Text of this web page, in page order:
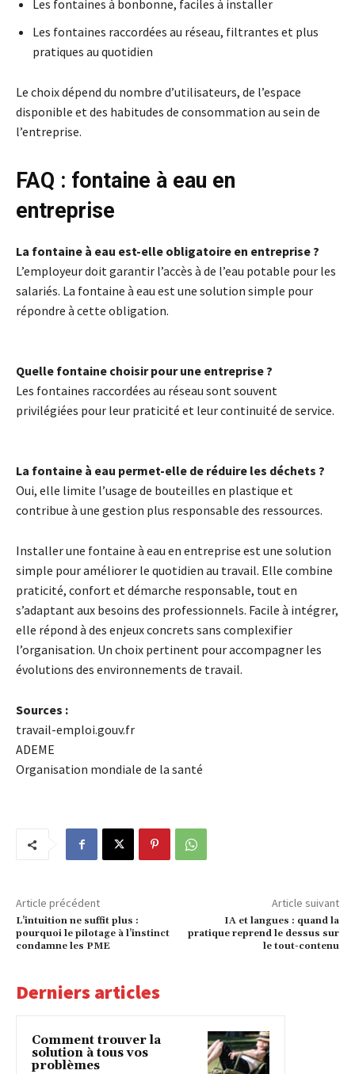
Les fontaines à bonbonne, faciles à installer
Les fontaines raccordées au réseau, filtrantes et plus
pratiques au quotidien
Le choix dépend du nombre d’utilisateurs, de l’espace
disponible et des habitudes de consommation au sein de
l’entreprise.
FAQ : fontaine à eau en
entreprise
La fontaine à eau est-elle obligatoire en entreprise ?
L’employeur doit garantir l’accès à de l’eau potable pour les
salariés. La fontaine à eau est une solution simple pour
répondre à cette obligation.
Quelle fontaine choisir pour une entreprise ?
Les fontaines raccordées au réseau sont souvent
privilégiées pour leur praticité et leur continuité de service.
La fontaine à eau permet-elle de réduire les déchets ?
Oui, elle limite l’usage de bouteilles en plastique et
contribue à une gestion plus responsable des ressources.
Installer une fontaine à eau en entreprise est une solution
simple pour améliorer le quotidien au travail. Elle combine
praticité, confort et démarche responsable, tout en
s’adaptant aux besoins des professionnels. Facile à intégrer,
elle répond à des enjeux concrets sans complexifier
l’organisation. Un choix pertinent pour accompagner les
évolutions des environnements de travail.
Sources :
travail-emploi.gouv.fr
ADEME
Organisation mondiale de la santé
Article précédent
Lʼintuition ne suffit plus :
pourquoi le pilotage à lʼinstinct
condamne les PME
Article suivant
IA et langues : quand la
pratique reprend le dessus sur
le tout-contenu
Derniers articles
Comment trouver la
solution à tous vos
problèmes